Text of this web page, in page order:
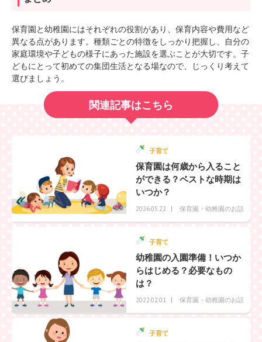
保育園と幼稚園にはそれぞれの役割があり、保育内容や費用など
異なる点があります。種類ごとの特徴をしっかり把握し、自分の
家庭環境や子どもの様子にあった施設を選ぶことが大切です。子
どもにとって初めての集団生活となる場なので、じっくり考えて
選びましょう。
関連記事はこちら
子育て
保育園は何歳から入ること
ができる？ベストな時期は
いつか？
2026.05.22 保育園・幼稚園のお話
子育て
幼稚園の入園準備！いつか
らはじめる？必要なもの
は？
2022.02.01 保育園・幼稚園のお話
子育て